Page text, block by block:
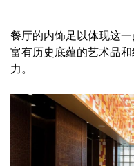
餐厅的内饰足以体现这
富有历史底蕴的艺术品
力。